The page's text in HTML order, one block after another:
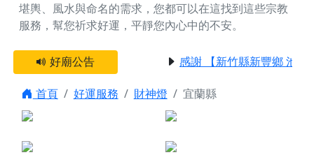
堪輿、風水與命名的需求，您都可以在這找到這些宗教
服務，幫您祈求好運，平靜您內心中的不安。
好廟公告 感謝 【新竹縣新豐鄉 池和
首頁 好運服務 財神燈
宜蘭縣
點燈服務
堪輿/風水